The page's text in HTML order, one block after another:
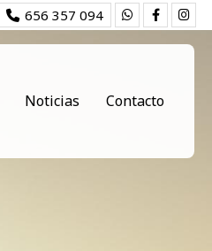
656 357 094
Noticias Contacto